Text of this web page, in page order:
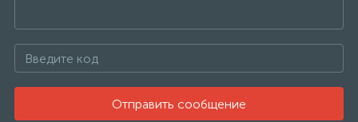
Отправить сообщение